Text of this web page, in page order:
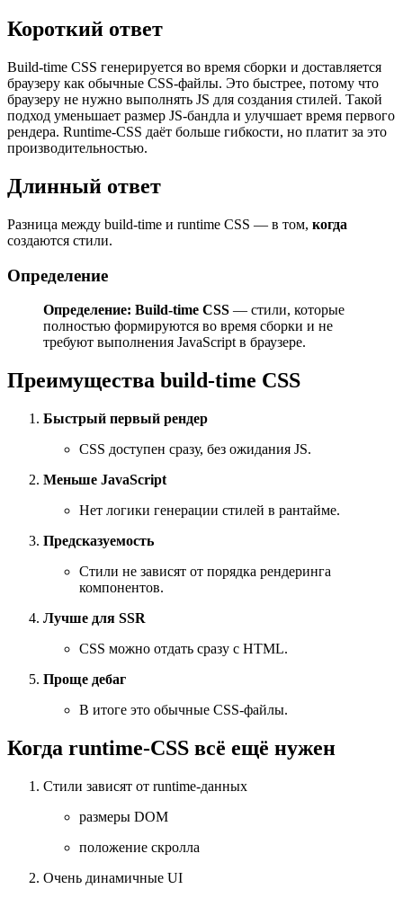
Короткий ответ
Build-time CSS генерируется во время сборки и доставляется
браузеру как обычные CSS-файлы. Это быстрее, потому что
браузеру не нужно выполнять JS для создания стилей. Такой
подход уменьшает размер JS-бандла и улучшает время первого
рендера. Runtime-CSS даёт больше гибкости, но платит за это
производительностью.
Длинный ответ
Разница между build-time и runtime CSS — в том, когда
создаются стили.
Определение
Определение: Build-time CSS — стили, которые
полностью формируются во время сборки и не
требуют выполнения JavaScript в браузере.
Преимущества build-time CSS
Быстрый первый рендер
CSS доступен сразу, без ожидания JS.
Меньше JavaScript
Нет логики генерации стилей в рантайме.
Предсказуемость
Стили не зависят от порядка рендеринга
компонентов.
Лучше для SSR
CSS можно отдать сразу с HTML.
Проще дебаг
В итоге это обычные CSS-файлы.
Когда runtime-CSS всё ещё нужен
Стили зависят от runtime-данных
размеры DOM
положение скролла
Очень динамичные UI